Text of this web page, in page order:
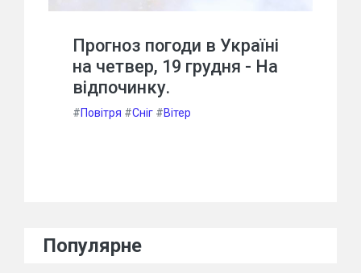
Прогноз погоди в Україні
на четвер, 19 грудня - На
відпочинку.
#Повітря #Сніг #Вітер
Популярне